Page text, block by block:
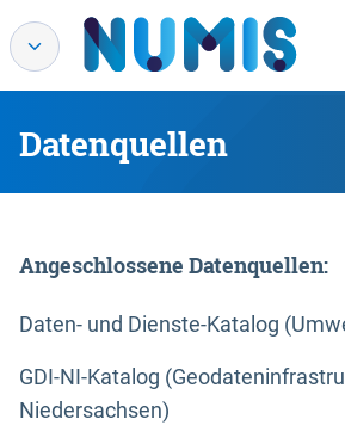
Datenquellen
Angeschlossene Datenquellen:
Daten- und Dienste-Katalog
GDI-NI-Katalog
Niedersachsen)